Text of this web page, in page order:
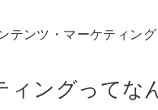
テンツ・マーケティン
ィングってな